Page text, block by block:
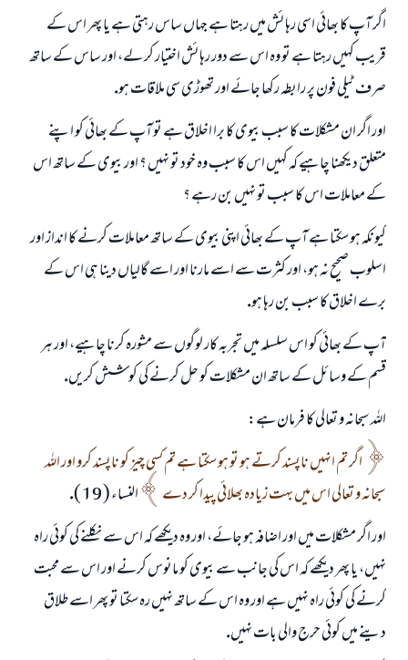
اگر آپ كا بھائى اسى رہائش ميں رہتا ہے جہاں ساس رہتى ہے يا پھر اس كے
قريب كہيں رہتا ہے تو وہ اس سے دور رہائش اختيار كر لے، اور ساس كے ساتھ
صرف ٹيلى فون پر رابطہ ركھا جائے اور تھوڑى سى ملاقات ہو.
اور اگر ان مشكلات كا سبب بيوى كا برا اخلاق ہے تو آپ كے بھائى كو اپنے
متعلق ديكھنا چاہيے كہ كہيں اس كا سبب وہ خود تو نہيں ؟ اور بيوى كے ساتھ اس
كے معاملات اس كا سبب تو نہيں بن رہے ؟
كيونكہ ہو سكتا ہے آپ كے بھائى اپنى بيوى كے ساتھ معاملات كرنے كا انداز اور
اسلوب صحيح نہ ہو، اور كثرت سے اسے مارنا اور اسے گالياں دينا ہى اس كے
برے اخلاق كا سبب بن رہا ہو.
آپ كے بھائى كو اس سلسلہ ميں تجربہ كار لوگوں سے مشورہ كرنا چاہيے، اور ہر
قسم كے وسائل كے ساتھ ان مشكلات كو حل كرنے كى كوشش كريں.
اللہ سبحانہ و تعالى كا فرمان ہے:
اگر تم انہيں ناپسند كرتے ہو تو ہو سكتا ہے تم كسى چيز كو ناپسند كرو اور اللہ
سبحانہ و تعالى اس ميں بہت زيادہ بھلائى پيدا كر دے
النساء ( 19 ).
اور اگر مشكلات ميں اور اضافہ ہو جائے، اور وہ ديكھے كہ اس سے نكلنے كى كوئى راہ
نہيں، يا پھر ديكھے كہ اس كى جانب سے بيوى كو مانوس كرنے اور اس سے محبت
كرنے كى كوئى راہ نہيں ہے اور وہ اس كے ساتھ نہيں رہ سكتا تو پھر اسے طلاق
دينے ميں كوئى حرج والى بات نہيں.